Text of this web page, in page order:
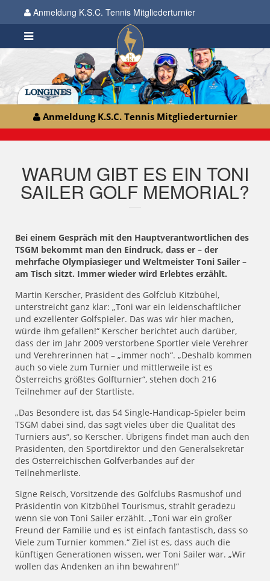
Anmeldung K.S.C. Tennis Mitgliederturnier
Anmeldung K.S.C. Tennis Mitgliederturnier
WARUM GIBT ES EIN TONI
SAILER GOLF MEMORIAL?
Bei einem Gespräch mit den Hauptverantwortlichen des
TSGM bekommt man den Eindruck, dass er – der
mehrfache Olympiasieger und Weltmeister Toni Sailer –
am Tisch sitzt. Immer wieder wird Erlebtes erzählt.
Martin Kerscher, Präsident des Golfclub Kitzbühel,
unterstreicht ganz klar: „Toni war ein leidenschaftlicher
und exzellenter Golfspieler. Das was wir hier machen,
würde ihm gefallen!“ Kerscher berichtet auch darüber,
dass der im Jahr 2009 verstorbene Sportler viele Verehrer
und Verehrerinnen hat – „immer noch“. „Deshalb kommen
auch so viele zum Turnier und mittlerweile ist es
Österreichs größtes Golfturnier“, stehen doch 216
Teilnehmer auf der Startliste.
„Das Besondere ist, das 54 Single-Handicap-Spieler beim
TSGM dabei sind, das sagt vieles über die Qualität des
Turniers aus“, so Kerscher. Übrigens findet man auch den
Präsidenten, den Sportdirektor und den Generalsekretär
des Österreichischen Golfverbandes auf der
Teilnehmerliste.
Signe Reisch, Vorsitzende des Golfclubs Rasmushof und
Präsidentin von Kitzbühel Tourismus, strahlt geradezu
wenn sie von Toni Sailer erzählt. „Toni war ein großer
Freund der Familie und es ist einfach fantastisch, dass so
Viele zum Turnier kommen.“ Ziel ist es, dass auch die
künftigen Generationen wissen, wer Toni Sailer war. „Wir
wollen das Andenken an ihn bewahren!“